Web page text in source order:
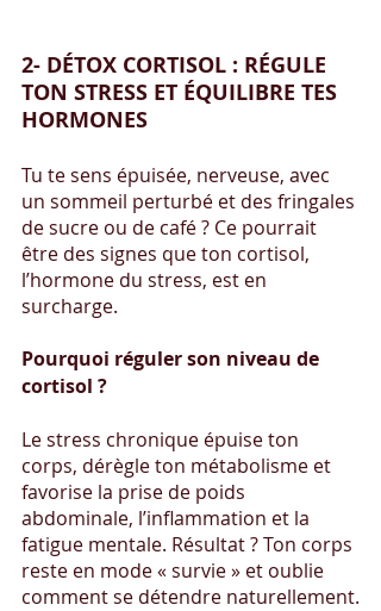
2️- DÉTOX CORTISOL : RÉGULE
TON STRESS ET ÉQUILIBRE TES
HORMONES
Tu te sens épuisée, nerveuse, avec
un sommeil perturbé et des fringales
de sucre ou de café ? Ce pourrait
être des signes que ton cortisol,
l’hormone du stress, est en
surcharge.
Pourquoi réguler son niveau de
cortisol ?
Le stress chronique épuise ton
corps, dérègle ton métabolisme et
favorise la prise de poids
abdominale, l’inflammation et la
fatigue mentale. Résultat ? Ton corps
reste en mode « survie » et oublie
comment se détendre naturellement.